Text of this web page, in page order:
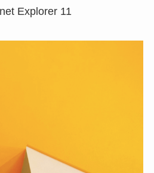
Explorer 11